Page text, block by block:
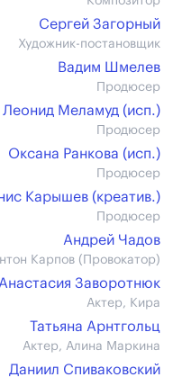
Сергей Загорный
Художник-постановщик
Вадим Шмелев
Продюсер
Леонид Меламуд (иcп.)
Продюсер
Оксана Ранкова (иcп.)
Продюсер
Карышев (креатив.)
Продюсер
Андрей Чадов
Карпов (Провокатор)
Анастасия Заворотнюк
Актер, Кира
Татьяна Арнтгольц
Актер, Алина Маркина
Даниил Спиваковский